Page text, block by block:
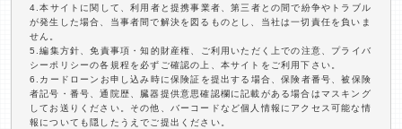
4.本サイトに関して、利用者と提携事業者、第三者との間で紛争やトラブル
が発生した場合、当事者間で解決を図るものとし、当社は一切責任を負いま
せん。
5.編集方針、免責事項・知的財産権、ご利用いただく上での注意、プライバ
シーポリシーの各規程を必ずご確認の上、本サイトをご利用下さい。
6.カードローンお申し込み時に保険証を提出する場合、保険者番号、被保険
者記号・番号、通院歴、臓器提供意思確認欄に記載がある場合はマスキング
してお送りください。その他、バーコードなど個人情報にアクセス可能な情
報についても隠したうえでご提出ください。